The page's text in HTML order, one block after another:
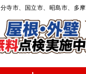
寺市、国立市、昭島市、多